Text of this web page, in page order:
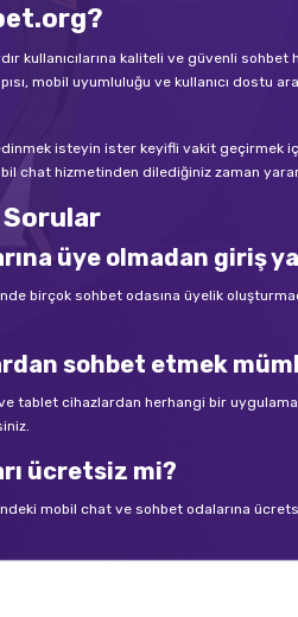
kullanıcılarına kaliteli ve güvenli
mobil uyumluluğu ve kullanıcı dostu
isteyin ister keyifli vakit geçirmek
chat hizmetinden dilediğiniz zaman
Sorular
üye olmadan giriş
birçok sohbet odasına üyelik
sohbet etmek
tablet cihazlardan herhangi bir
ücretsiz mi?
mobil chat ve sohbet odalarına